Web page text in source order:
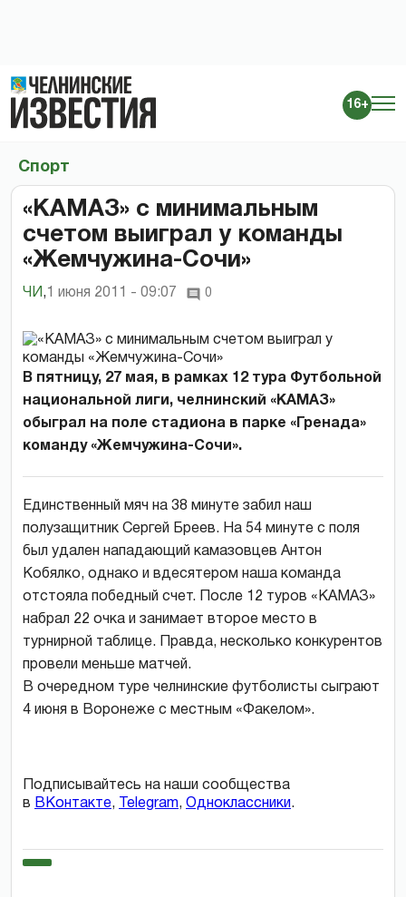
16+
Спорт
«КАМАЗ» с минимальным
счетом выиграл у команды
«Жемчужина-Сочи»
ЧИ , 1 июня 2011 - 09:07 0
В пятницу, 27 мая, в рамках 12 тура Футбольной
национальной лиги, челнинский «КАМАЗ»
обыграл на поле стадиона в парке «Гренада»
команду «Жемчужина-Сочи».
Единственный мяч на 38 минуте забил наш
полузащитник Сергей Бреев. На 54 минуте с поля
был удален нападающий камазовцев Антон
Кобялко, однако и вдесятером наша команда
отстояла победный счет. После 12 туров «КАМАЗ»
набрал 22 очка и занимает второе место в
турнирной таблице. Правда, несколько конкурентов
провели меньше матчей.
В очередном туре челнинские футболисты сыграют
4 июня в Воронеже с местным «Факелом».
Подписывайтесь на наши сообщества
в ВКонтакте, Telegram, Одноклассники.